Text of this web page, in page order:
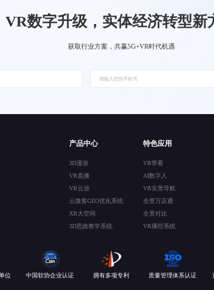
VR数字升级，实体经济转型新
获取行业方案，共赢5G+VR时代机遇
产品中心
3D漫游
VR直播
VR云游
云微客GEO优化系统
XR大空间
3D思政教学系统
特色应用
VR带看
AI数字人
VR实景导航
全景万店通
全景对比
VR播控系统
位 中国软协企业认证 拥有多项专利 质量管理体系认证